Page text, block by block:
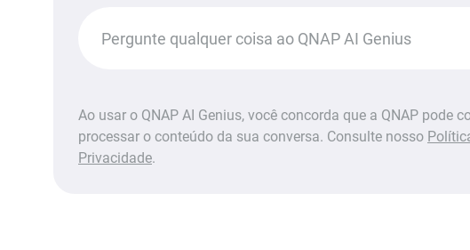
Ao usar o QNAP AI Genius, você concorda que a QNAP pode
processar o conteúdo da sua conversa. Consulte nosso
Privacidade.
Recomende um modelo de